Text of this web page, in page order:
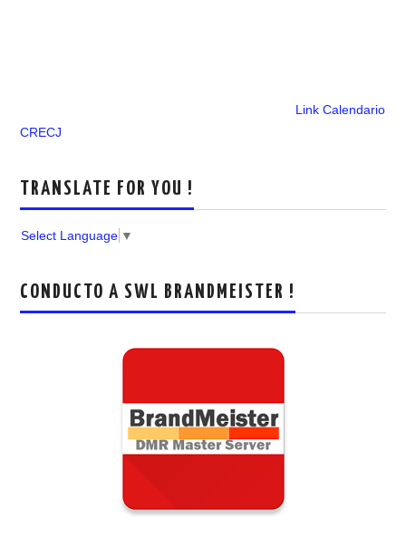
Link Calendario
CRECJ
TRANSLATE FOR YOU !
Select Language ▼
CONDUCTO A SWL BRANDMEISTER !